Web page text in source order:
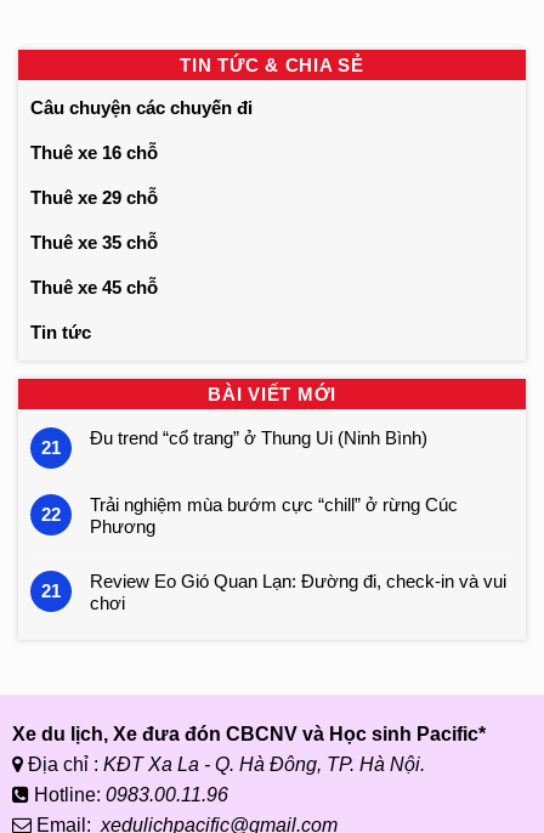
TIN TỨC & CHIA SẺ
Câu chuyện các chuyến đi
Thuê xe 16 chỗ
Thuê xe 29 chỗ
Thuê xe 35 chỗ
Thuê xe 45 chỗ
Tin tức
BÀI VIẾT MỚI
21 Đu trend “cổ trang” ở Thung Ui (Ninh Bình)
22
Trải nghiệm mùa bướm cực “chill” ở rừng Cúc
Phương
21
Review Eo Gió Quan Lạn: Đường đi, check-in và vui
chơi
Xe du lịch, Xe đưa đón CBCNV và Học sinh Pacific*
Địa chỉ : KĐT Xa La - Q. Hà Đông, TP. Hà Nội.
Hotline: 0983.00.11.96
Email: xedulichpacific@gmail.com